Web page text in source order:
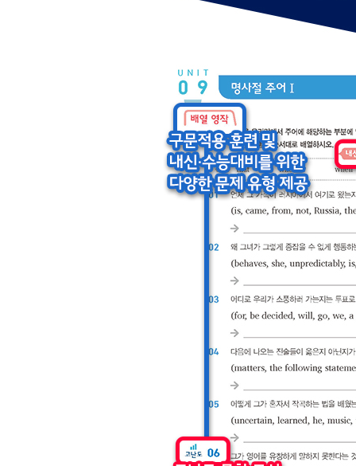
Unit 42 명령문/의문문 수동태
CHAPTER 08 가정법
Unit 44 if+가정법 과거
Unit 45 if+should/were to
Unit 46 if+가정법 과거완료/혼합가정법
Unit 44-46 OVERALL TEST
Unit 47 if 생략 도치구문
Unit 48 S+wish+가정법
Unit 50 가정법을 이끄는 표현
PART 3 수식어구의 이해: 준동사 중심
CHAPTER 0 9 수식어구: to부정사/분사
Unit 51 to부정사의 형용사적 수식
Unit 52 분사(v-ing/p.p.)의 형용사적 수식
Unit 53 감정 분사(v-ing/p.p.)의 형용사적 수식
Unit 54 to부정사의 부사적 수식Ⅰ
Unit 55 to부정사의 부사적 수식Ⅱ
Unit 54-55 OVERALL TEST